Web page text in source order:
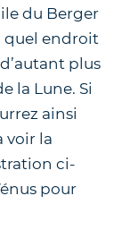
du Berger
quel endroit
plus
la Lune. Si
ainsi
voir la
ci-
pour